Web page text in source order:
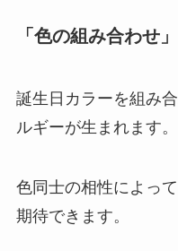
「色の組み合わせ
誕生日カラーを組み
ルギーが生まれます。
色同士の相性によっ
期待できます。